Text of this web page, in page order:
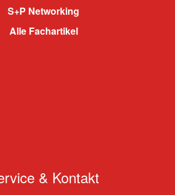
S+P Networking
Alle Fachartikel
& Kontakt